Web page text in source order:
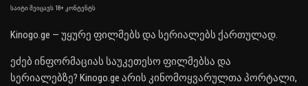
საიტი შეიცავს 18+ კონტენტს
Kinogo.ge — უყურე ფილმებს და სერიალებს ქართულად.
ეძებ ინფორმაციას საუკეთესო ფილმებსა და
სერიალებზე? Kinogo.ge არის კინომოყვარულთა პორტალი,